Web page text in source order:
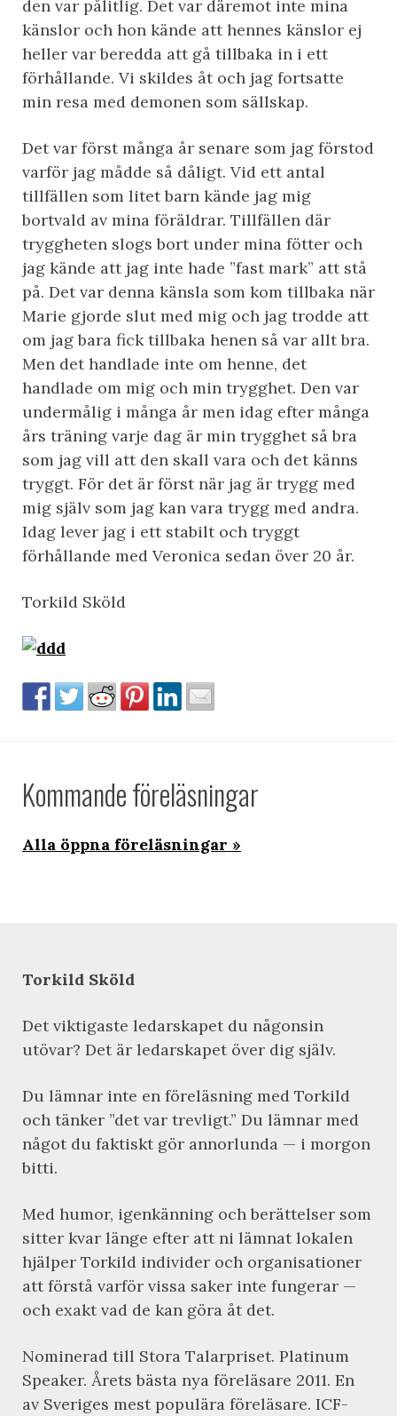
den var pålitlig. Det var däremot inte mina
känslor och hon kände att hennes känslor ej
heller var beredda att gå tillbaka in i ett
förhållande. Vi skildes åt och jag fortsatte
min resa med demonen som sällskap.
Det var först många år senare som jag förstod
varför jag mådde så dåligt. Vid ett antal
tillfällen som litet barn kände jag mig
bortvald av mina föräldrar. Tillfällen där
tryggheten slogs bort under mina fötter och
jag kände att jag inte hade ”fast mark” att stå
på. Det var denna känsla som kom tillbaka när
Marie gjorde slut med mig och jag trodde att
om jag bara fick tillbaka henen så var allt bra.
Men det handlade inte om henne, det
handlade om mig och min trygghet. Den var
undermålig i många år men idag efter många
års träning varje dag är min trygghet så bra
som jag vill att den skall vara och det känns
tryggt. För det är först när jag är trygg med
mig själv som jag kan vara trygg med andra.
Idag lever jag i ett stabilt och tryggt
förhållande med Veronica sedan över 20 år.
Torkild Sköld
Kommande föreläsningar
Alla öppna föreläsningar
Torkild Sköld
Det viktigaste ledarskapet du någonsin
utövar? Det är ledarskapet över dig själv.
Du lämnar inte en föreläsning med Torkild
och tänker ”det var trevligt.” Du lämnar med
något du faktiskt gör annorlunda — i morgon
bitti.
Med humor, igenkänning och berättelser som
sitter kvar länge efter att ni lämnat lokalen
hjälper Torkild individer och organisationer
att förstå varför vissa saker inte fungerar —
och exakt vad de kan göra åt det.
Nominerad till Stora Talarpriset. Platinum
Speaker. Årets bästa nya föreläsare 2011. En
av Sveriges mest populära föreläsare. ICF-